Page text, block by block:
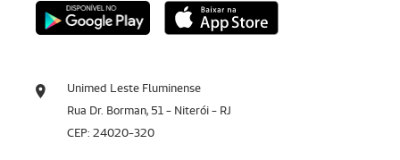
Unimed Leste Fluminense
Rua Dr. Borman, 51 - Niterói - RJ
CEP: 24020-320